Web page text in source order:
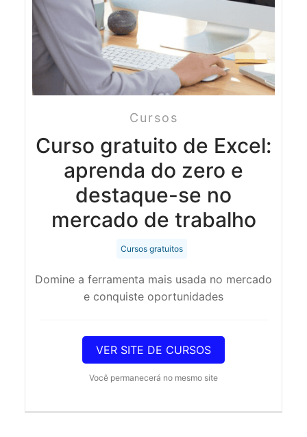
Cursos
Curso gratuito de Excel:
aprenda do zero e
destaque-se no
mercado de trabalho
Cursos gratuitos
Domine a ferramenta mais usada no mercado
e conquiste oportunidades
VER SITE DE CURSOS
Você permanecerá no mesmo site